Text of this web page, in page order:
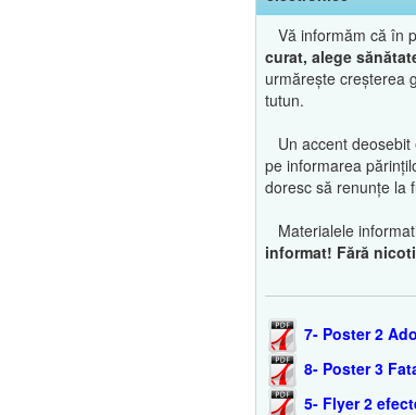
Vă informăm că în
curat, alege
urmărește creșterea
tutun.
Un accent deosebit
pe informarea
doresc să renunțe la
Materialele
informat! Fără
7- Poster 2
8- Poster 3
5- Flyer 2